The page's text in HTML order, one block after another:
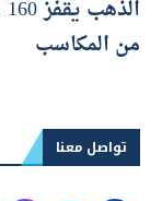
من المكاسب
تواصل معنا